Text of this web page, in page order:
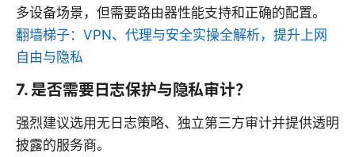
多设备场景，但需要路由器性能支持和正确的配置。
翻墙梯子：VPN、代理与安全实操全解析，提升上网
自由与隐私
7. 是否需要日志保护与隐私审计？
强烈建议选用无日志策略、独立第三方审计并提供透明
披露的服务商。